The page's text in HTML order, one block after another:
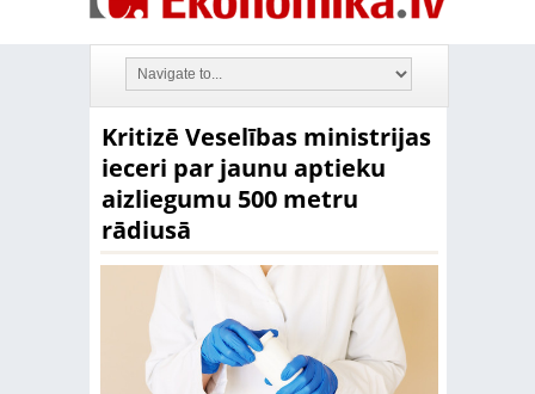
Kritizē Veselības ministrijas
ieceri par jaunu aptieku
aizliegumu 500 metru
rādiusā